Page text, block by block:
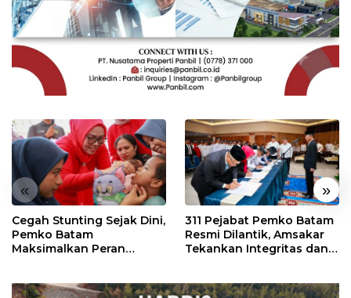
« »
Cegah Stunting Sejak Dini,
Pemko Batam
Maksimalkan Peran
311 Pejabat Pemko Batam
Resmi Dilantik, Amsakar
Tekankan Integritas dan